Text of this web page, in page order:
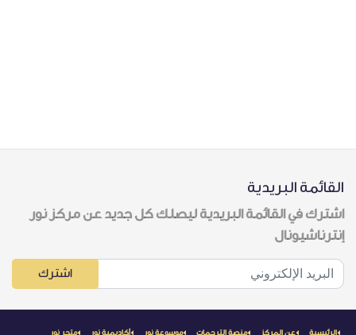
القائمة البريدية
اشترك في القائمة البريدية ليصلك كل جديد عن مركز نور
إنترناشيونال
اشترك
الرئيسية عن المركز منصة الترجمات موسوعة نور أكاديمية نور متجر نور